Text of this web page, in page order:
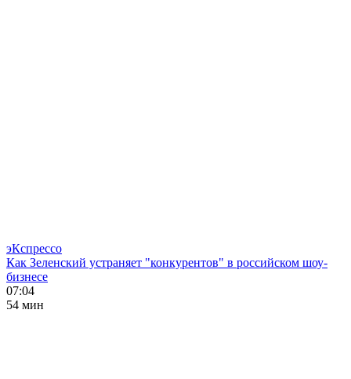
эКспрессо
Как Зеленский устраняет "конкурентов" в российском шоу-
бизнесе
07:04
54 мин